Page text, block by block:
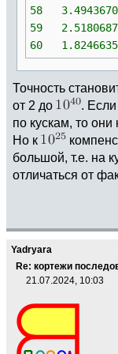
58
59
60
Точность
от 2 до
.
по кускам, то они
Но к
большой, т.е. на
отличаться от
Yadryara
Re: кортежи
21.07.2024, 10:03